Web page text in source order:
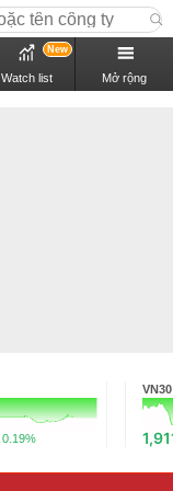
Watch list
New
Mở rộng
0.19%
VN30